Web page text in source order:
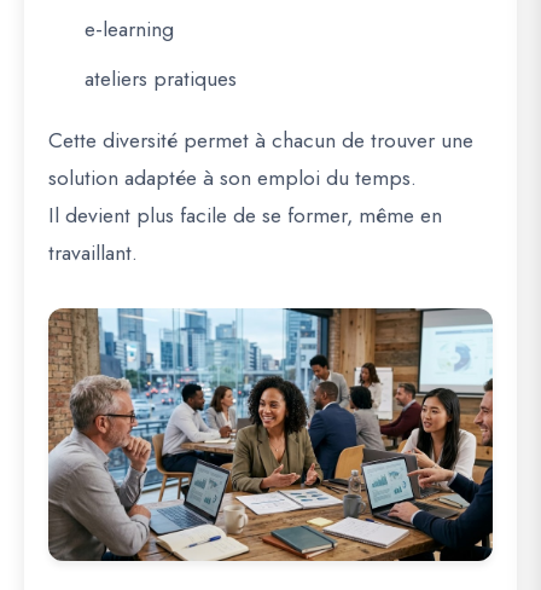
e-learning
ateliers pratiques
Cette diversité permet à chacun de trouver une
solution adaptée à son emploi du temps.
Il devient plus facile de se former, même en
travaillant.